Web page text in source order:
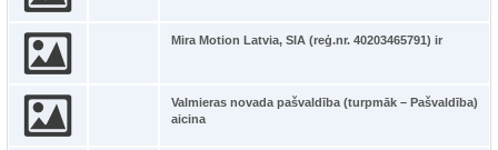
Mira Motion Latvia, SIA (reģ.nr. 40203465791) ir
Valmieras novada pašvaldība (turpmāk – Pašvaldība)
aicina